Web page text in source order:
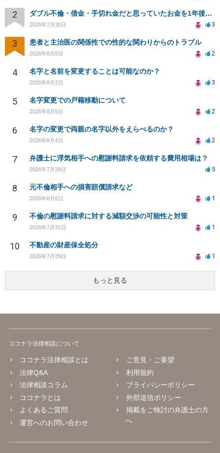
2 ダブル不倫・借金・手切れ金だと思っていたお金を1年後いまさら脅迫罪として通知書が来てまとめて請求
2026年7月30日 3
3 患者と主治医の関係性での性的な関わりからのトラブル
2026年8月5日 2
4 名字と名前を変更することは可能なのか？
2026年8月2日 3
5 名字変更での戸籍移動について
2026年8月5日 2
6 名字の変更で両親の名字以外をえらべるのか？
2026年8月4日 2
7 弁護士に浮気相手への慰謝料請求を依頼する費用相場は？
2026年7月28日 5
8 元不倫相手への損害賠償請求など
2026年8月6日 1
9 不倫の慰謝料請求に対する減額交渉の可能性と対策
2026年7月31日 1
10 不動産の財産保全処分
2026年7月29日 1
もっと見る
ココナラ法律相談について
ココナラ法律相談とは
法律Q&A
法律相談コラム
ココナラとは
よくあるご質問
運営へのお問い合わせ
ご意見・ご要望
利用規約
プライバシーポリシー
外部送信ポリシー
掲載をご検討の弁護士の方
へ